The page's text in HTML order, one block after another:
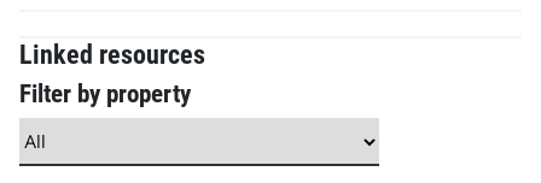
Linked resources
Filter by property